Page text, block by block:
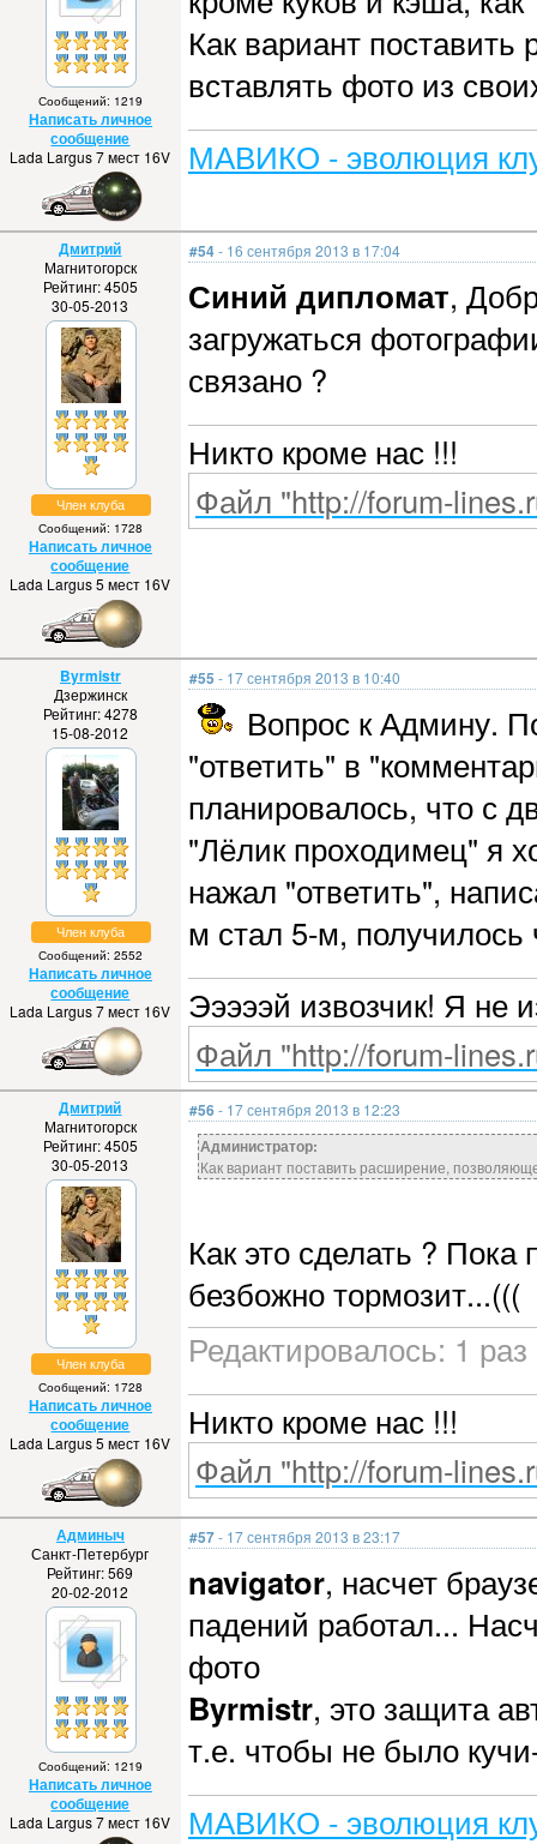
Сообщений: 1219
Написать личное
сообщение
Lada Largus 7 мест 16V
Как вариант
вставлять фото из
МАВИКО - эволюция
Дмитрий
Магнитогорск
Рейтинг: 4505
30-05-2013
Член клуба
Сообщений: 1728
Написать личное
сообщение
Lada Largus 5 мест 16V
#54- 16 сентября 2013 в 17:04
Синий дипломат,
загружаться
связано ?
Никто кроме нас !!!
Файл "http://forum-
Byrmistr
Дзержинск
Рейтинг: 4278
15-08-2012
Член клуба
Сообщений: 2552
Написать личное
сообщение
Lada Largus 7 мест 16V
#55 - 17 сентября 2013 в 10:40
Вопрос к Админу.
"ответить" в
планировалось, что с
"Лёлик проходимец" я
нажал "ответить",
м стал 5-м,
Эээээй извозчик! Я не
Файл "http://forum-
Дмитрий
Магнитогорск
Рейтинг: 4505
30-05-2013
Член клуба
Сообщений: 1728
Написать личное
сообщение
Lada Largus 5 мест 16V
#56- 17 сентября 2013 в 12:23
Администратор:
Как вариант поставить расширение,
Как это сделать ?
безбожно тормозит...(((
Редактировалось: 1
Никто кроме нас !!!
Файл "http://forum-
Админыч
Санкт-Петербург
Рейтинг: 569
20-02-2012
Сообщений: 1219
Написать личное
сообщение
Lada Largus 7 мест 16V
#57- 17 сентября 2013 в 23:17
navigator, насчет
падений работал...
фото
Byrmistr, это защита
т.е. чтобы не было
МАВИКО - эволюция